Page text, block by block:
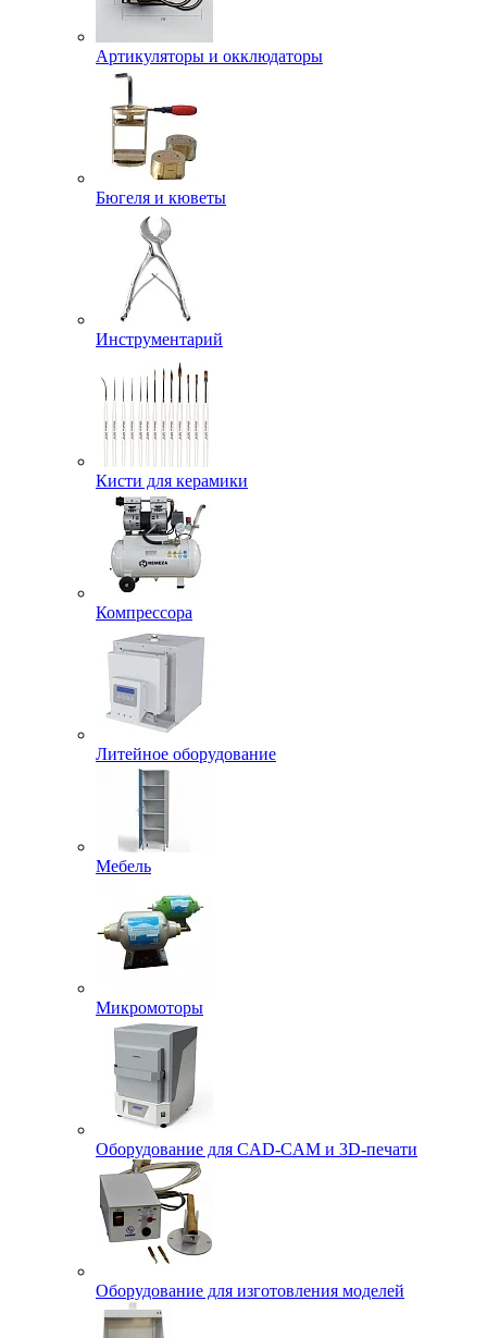
Артикуляторы и окклюдаторы
Бюгеля и кюветы
Инструментарий
Кисти для керамики
Компрессора
Литейное оборудование
Мебель
Микромоторы
Оборудование для CAD-CAM и 3D-печати
Оборудование для изготовления моделей